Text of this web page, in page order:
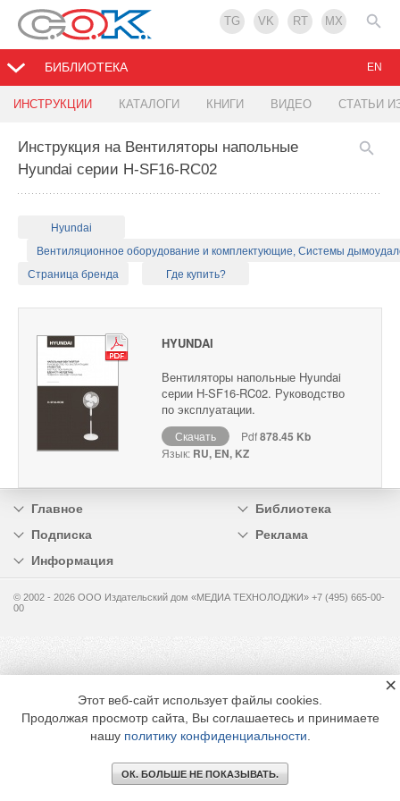
TG VK RT MX
БИБЛИОТЕКА
ИНСТРУКЦИИ КАТАЛОГИ КНИГИ ВИДЕО СТАТЬИ
EN
Инструкция на Вентиляторы напольные
Hyundai серии H-SF16-RC02
Hyundai
Вентиляционное оборудование и комплектующие, Системы
Страница бренда
Где купить?
HYUNDAI
Вентиляторы напольные Hyundai
серии H-SF16-RC02. Руководство
по эксплуатации.
Скачать Pdf878.45 Kb
Язык: RU, EN, KZ
Главное
Библиотека
Подписка
Реклама
Информация
© 2002 - 2026 OOO Издательский дом «МЕДИА ТЕХНОЛОДЖИ» +7 (495) 665-00-
00
Этот веб-сайт использует файлы cookies.
Продолжая просмотр сайта, Вы соглашаетесь и принимаете
нашу политику конфиденциальности
ОК. БОЛЬШЕ НЕ ПОКАЗЫВАТЬ.
×